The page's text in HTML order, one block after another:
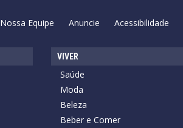
Nossa Equipe Anuncie Acessibilidade
VIVER
Saúde
Moda
Beleza
Beber e Comer